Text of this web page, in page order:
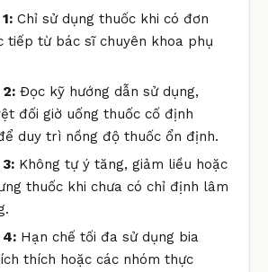
Chỉ sử dụng thuốc khi có đơn
tiếp từ bác sĩ chuyên khoa phụ
Đọc kỹ hướng dẫn sử dụng,
đối giờ uống thuốc cố định
duy trì nồng độ thuốc ổn định.
Không tự ý tăng, giảm liều hoặc
thuốc khi chưa có chỉ định lâm
4: Hạn chế tối đa sử dụng bia
thích hoặc các nhóm thực